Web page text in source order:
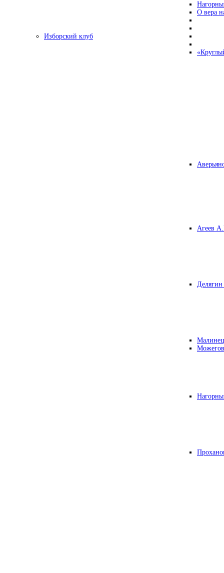
О вера
Изборский клуб
Агеев